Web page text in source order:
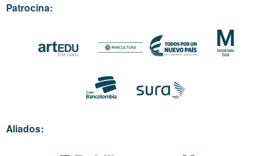
Patrocina:
Aliados: